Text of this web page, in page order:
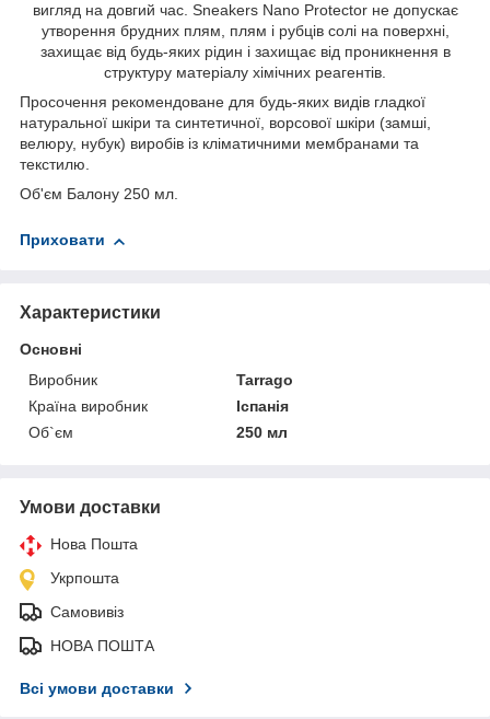
вигляд на довгий час. Sneakers Nano Protector не допускає
утворення брудних плям, плям і рубців солі на поверхні,
захищає від будь-яких рідин і захищає від проникнення в
структуру матеріалу хімічних реагентів.
Просочення рекомендоване для будь-яких видів гладкої
натуральної шкіри та синтетичної, ворсової шкіри (замші,
велюру, нубук) виробів із кліматичними мембранами та
текстилю.
Об'єм Балону 250 мл.
Приховати
Характеристики
Основні
Виробник
Tarrago
Країна виробник
Іспанія
Об`єм
250 мл
Умови доставки
Нова Пошта
Укрпошта
Самовивіз
НОВА ПОШТА
Всі умови доставки